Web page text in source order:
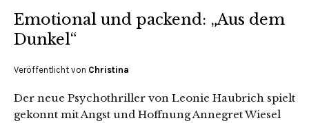
Emotional und packend: „Aus dem
Dunkel“
Veröffentlicht von Christina
Der neue Psychothriller von Leonie Haubrich spielt
gekonnt mit Angst und Hoffnung Annegret Wiesel